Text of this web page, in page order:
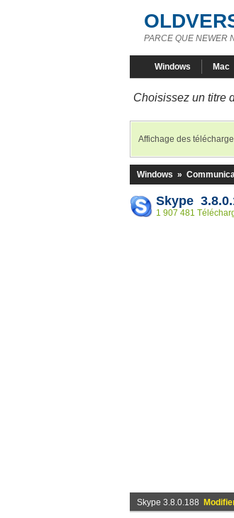
PARCE QUE NEWER
Windows Mac
Choisissez un titre
Affichage des
Windows »
Skype
1 907 481
Skype 3.8.0.188